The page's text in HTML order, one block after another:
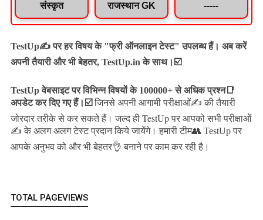
संस्कृत राजस्थान GK -----
TestUp✍️ पर हर विषय के "फ्री ऑनलाइन टेस्ट" उपलब्ध हैं। अब करें
अपनी तैयारी और भी बेहतर, TestUp.in के साथ।☑️
TestUp वेबसाइट पर विभिन्न विषयों के 100000+ से अधिक प्रश्न📑
अपडेट कर दिए गए हैं। ☑️ जिनसे अपनी आगामी परीक्षाओं✍️ की तैयारी
जोरदार तरीके से कर सकते हैं।जल्द ही TestUp पर आपको सभी परीक्षाओं
✍️ के अलग अलग टेस्ट प्रदान किये जायेंगे। हमारी टीम👥 TestUp पर
आपके अनुभव को और भी बेहतर👌 बनाने पर काम कर रही है।
TOTAL PAGEVIEWS